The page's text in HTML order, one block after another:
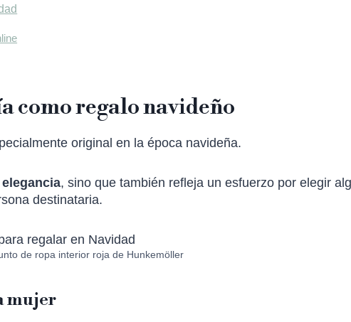
como regalo navideño
original en la época navideña.
, sino que también refleja un esfuerzo por elegir
destinataria.
de ropa interior roja de Hunkemöller
mujer